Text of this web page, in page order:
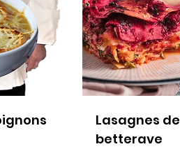
Lasagnes de
betterave